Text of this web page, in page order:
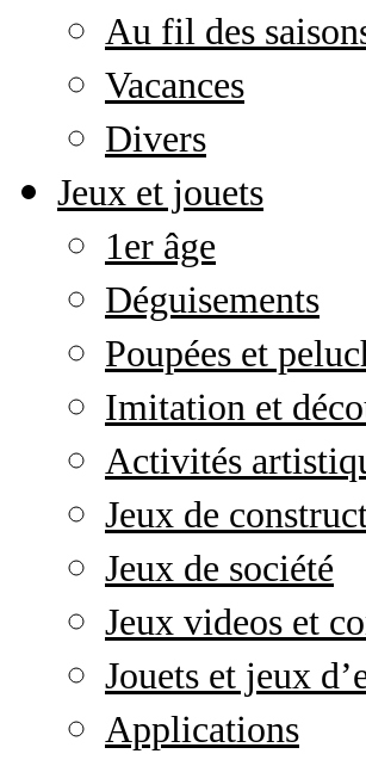
Au fil des
Vacances
Divers
Jeux et jouets
1er âge
Déguisements
Poupées et
Imitation et
Activités
Jeux de
Jeux de société
Jeux videos et
Jouets et jeux
Applications